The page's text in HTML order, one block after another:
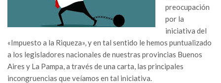
preocupación
por la
iniciativa del
«Impuesto a la Riqueza», y en tal sentido le hemos puntualizado
a los legisladores nacionales de nuestras provincias Buenos
Aires y La Pampa, a través de una carta, las principales
incongruencias que veíamos en tal iniciativa.